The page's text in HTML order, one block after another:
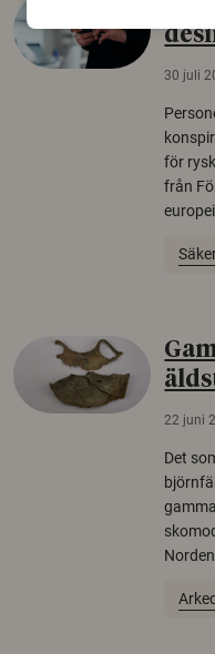
30 juli
för
från
22 juni
Det